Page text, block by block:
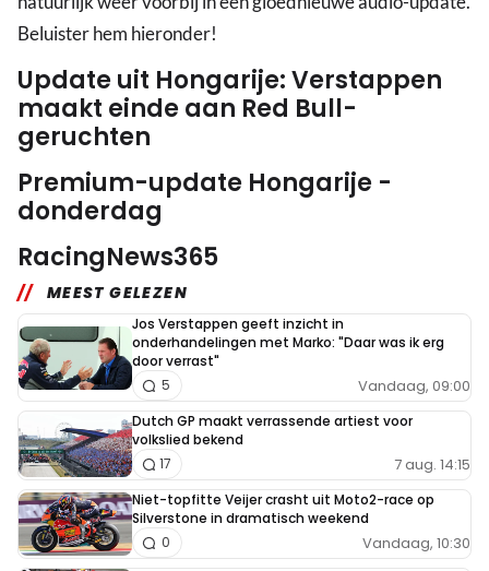
Beluister hem hieronder!
Update uit Hongarije: Verstappen
maakt einde aan Red Bull-
geruchten
Premium-update Hongarije -
donderdag
RacingNews365
MEEST GELEZEN
Jos Verstappen geeft inzicht in
onderhandelingen met Marko: "Daar was ik erg
door verrast"
Vandaag, 09:00
5
Dutch GP maakt verrassende artiest voor
volkslied bekend
7 aug. 14:15
17
Niet-topfitte Veijer crasht uit Moto2-race op
Silverstone in dramatisch weekend
Vandaag, 10:30
0